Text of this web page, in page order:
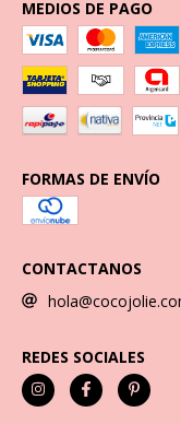
MEDIOS DE PAGO
FORMAS DE ENVÍO
CONTACTANOS
REDES SOCIALES